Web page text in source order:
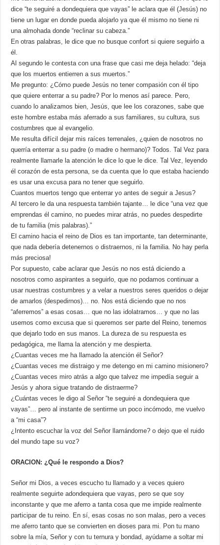
dice “te seguiré a dondequiera que vayas” le aclara que él (Jesús) no
tiene un lugar en donde pueda alojarlo ya que él mismo no tiene ni
una almohada donde “reclinar su cabeza.”
En otras palabras, le dice que no busque confort si quiere seguirlo a
él.
Al segundo le contesta con una frase que casi me deja helado: “deja
que los muertos entierren a sus muertos.”
Me pregunto: ¿Cómo puede Jesús no tener compasión con él tipo
que quiere enterrar a su padre? Por lo menos así parece. Pero,
cuando lo analizamos bien, Jesús, que lee los corazones, sabe que
este hombre estaba más aferrado a sus familiares, su cultura, sus
costumbres que al evangelio.
Me resulta difícil dejar mis raíces terrenales, ¿quien de nosotros no
querría enterrar a su padre (o madre o hermano)? Todos. Tal Vez para
realmente llamarle la atención le dice lo que le dice. Tal Vez, leyendo
él corazón de esta persona, se da cuenta que lo que estaba haciendo
es usar una excusa para no tener que seguirlo.
Cuantos muertos tengo que enterrar yo antes de seguir a Jesus?
Al tercero le da una respuesta también tajante… le dice “una vez que
emprendas él camino, no puedes mirar atrás, no puedes despedirte
de tu familia (mis palabras).”
El camino hacia el reino de Dios es tan importante, tan determinante,
que nada debería detenernos o distraernos, ni la familia. No hay perla
más preciosa!
Por supuesto, cabe aclarar que Jesús no nos está diciendo a
nosotros como aspirantes a seguirlo, que no podamos continuar a
usar nuestras costumbres y a velar a nuestros seres queridos o dejar
de amarlos (despedirnos)… no. Nos está diciendo que no nos
“aferremos” a esas cosas… que no las idolatramos… y que no las
usemos como excusa que si queremos ser parte del Reino, tenemos
que dejarlo todo en sus manos. La dureza de su respuesta es
pedagógica, me llama la atención y me despierta.
¿Cuantas veces me ha llamado la atención él Señor?
¿Cuantas veces me distraigo y me detengo en mi camino misionero?
¿Cuantas veces miro atrás a algo que talvez me impedía seguir a
Jesús y ahora sigue tratando de distraerme?
¿Cuántas veces le digo al Señor “te seguiré a dondequiera que
vayas”… pero al instante de sentirme un poco incómodo, me vuelvo
a “mi casa”?
¿Intento escuchar la voz del Señor llamándome? o dejo que el ruido
del mundo tape su voz?
ORACION: ¿Qué le respondo a Dios?
Señor mi Dios, a veces escucho tu llamado y a veces quiero
realmente seguirte adondequiera que vayas, pero se que soy
inconstante y que me aferro a tanta cosa que me impide realmente
participar de tu reino. En sí, esas cosas no son malas, pero a veces
me aferro tanto que se convierten en dioses para mi. Pon tu mano
sobre la mía, Señor y con tu ternura y bondad, ayúdame a soltar mi